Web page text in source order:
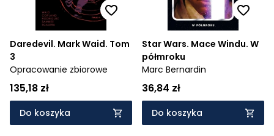
Daredevil. Mark Waid. Tom
3
Opracowanie zbiorowe
135,18 zł
Do koszyka
Star Wars. Mace Windu. W
półmroku
Marc Bernardin
36,84 zł
Do koszyka